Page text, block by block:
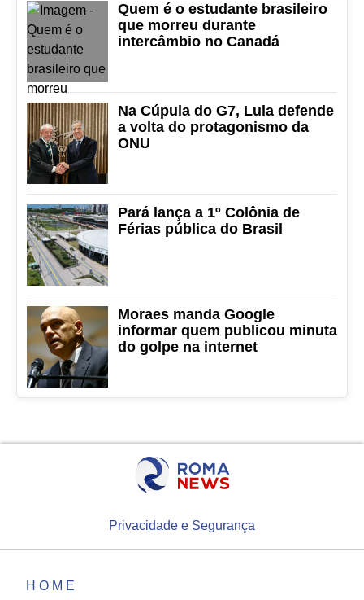
Quem é o estudante brasileiro
que morreu durante
intercâmbio no Canadá
Na Cúpula do G7, Lula defende
a volta do protagonismo da
ONU
Pará lança a 1º Colônia de
Férias pública do Brasil
Moraes manda Google
informar quem publicou minuta
do golpe na internet
Privacidade e Segurança
HOME